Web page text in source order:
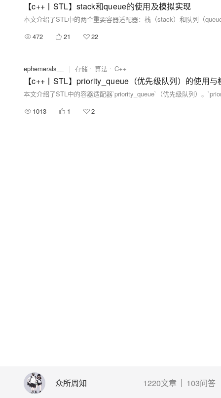
众所周知 1220文章 103问答
【c++丨STL】stack和queue的使用及模拟实现
472 21 22
ephemerals__ | 存储 算法 C++
【c++丨STL】priority_queue（优先级队列）的使用与
1013 1 2